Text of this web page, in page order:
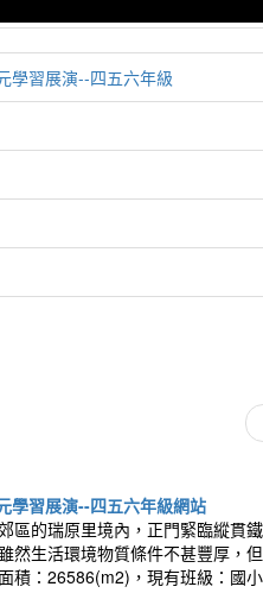
The
開始
艱難
學習展演--四五六年級
區的瑞原里境內，正門緊臨縱貫
然生活環境物質條件不甚豐厚，
積：26586(m2)，現有班級：國